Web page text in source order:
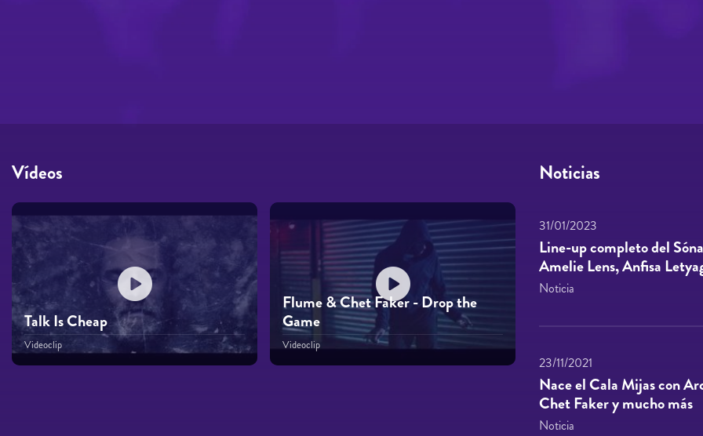
Noticias
31/01/2023
Line-up completo del
Amelie Lens, Anfisa
Noticia
23/11/2021
Nace el Cala Mijas con
Chet Faker y mucho más
Noticia
Vídeos
Talk Is Cheap
Videoclip
Flume & Chet Faker - Drop the
Game
Videoclip